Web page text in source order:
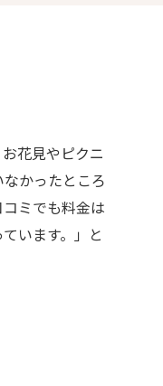
花見やピクニ
かったところ
ミでも料金は
います。」と